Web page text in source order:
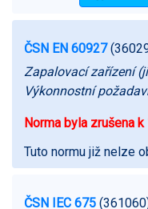
ČSN EN 60927
Zapalovací zařízení
Výkonnostní
Norma byla zrušena
Tuto normu již nelze
ČSN IEC 675